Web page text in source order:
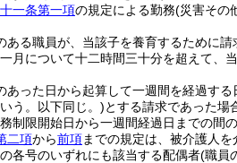
一条第一項の規定による勤務(災害その
る職員が、当該子を養育するために
月について十二時間三十分を超えて、
あった日から起算して一週間を経過する
う。以下同じ。)とする請求であった場
制限開始日から一週間経過日までの間
二項から前項までの規定は、被介護人を
各号のいずれにも該当する配偶者(職員